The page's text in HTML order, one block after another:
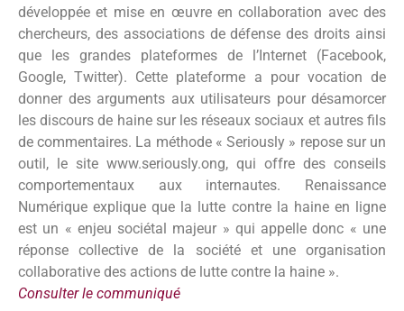
développée et mise en œuvre en collaboration avec des
chercheurs, des associations de défense des droits ainsi
que les grandes plateformes de l’Internet (Facebook,
Google, Twitter). Cette plateforme a pour vocation de
donner des arguments aux utilisateurs pour désamorcer
les discours de haine sur les réseaux sociaux et autres fils
de commentaires. La méthode « Seriously » repose sur un
outil, le site www.seriously.ong, qui offre des conseils
comportementaux aux internautes. Renaissance
Numérique explique que la lutte contre la haine en ligne
est un « enjeu sociétal majeur » qui appelle donc « une
réponse collective de la société et une organisation
collaborative des actions de lutte contre la haine ».
Consulter le communiqué